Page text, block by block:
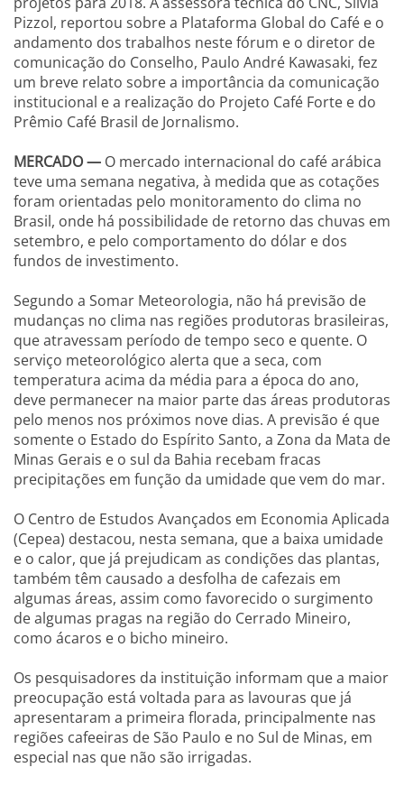
Pizzol, reportou sobre a Plataforma Global do Café e o
andamento dos trabalhos neste fórum e o diretor de
comunicação do Conselho, Paulo André Kawasaki, fez
um breve relato sobre a importância da comunicação
institucional e a realização do Projeto Café Forte e do
Prêmio Café Brasil de Jornalismo.
MERCADO — O mercado internacional do café arábica
teve uma semana negativa, à medida que as cotações
foram orientadas pelo monitoramento do clima no
Brasil, onde há possibilidade de retorno das chuvas em
setembro, e pelo comportamento do dólar e dos
fundos de investimento.
Segundo a Somar Meteorologia, não há previsão de
mudanças no clima nas regiões produtoras brasileiras,
que atravessam período de tempo seco e quente. O
serviço meteorológico alerta que a seca, com
temperatura acima da média para a época do ano,
deve permanecer na maior parte das áreas produtoras
pelo menos nos próximos nove dias. A previsão é que
somente o Estado do Espírito Santo, a Zona da Mata de
Minas Gerais e o sul da Bahia recebam fracas
precipitações em função da umidade que vem do mar.
O Centro de Estudos Avançados em Economia Aplicada
(Cepea) destacou, nesta semana, que a baixa umidade
e o calor, que já prejudicam as condições das plantas,
também têm causado a desfolha de cafezais em
algumas áreas, assim como favorecido o surgimento
de algumas pragas na região do Cerrado Mineiro,
como ácaros e o bicho mineiro.
Os pesquisadores da instituição informam que a maior
preocupação está voltada para as lavouras que já
apresentaram a primeira florada, principalmente nas
regiões cafeeiras de São Paulo e no Sul de Minas, em
especial nas que não são irrigadas.